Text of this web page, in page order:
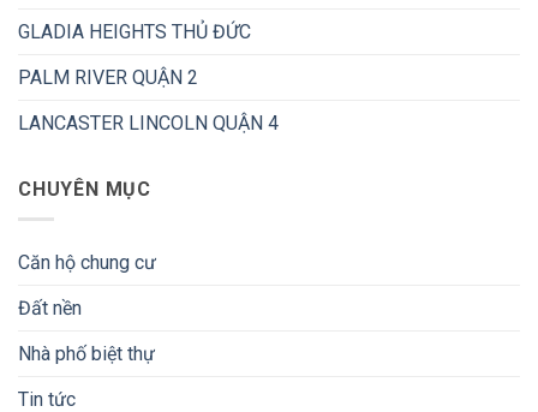
GLADIA HEIGHTS THỦ ĐỨC
PALM RIVER QUẬN 2
LANCASTER LINCOLN QUẬN 4
CHUYÊN MỤC
Căn hộ chung cư
Đất nền
Nhà phố biệt thự
Tin tức